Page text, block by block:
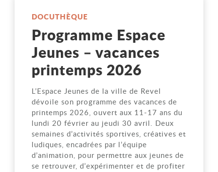
DOCUTHÈQUE
Programme Espace
Jeunes – vacances
printemps 2026
L’Espace Jeunes de la ville de Revel
dévoile son programme des vacances de
printemps 2026, ouvert aux 11-17 ans du
lundi 20 février au jeudi 30 avril. Deux
semaines d’activités sportives, créatives et
ludiques, encadrées par l’équipe
d’animation, pour permettre aux jeunes de
se retrouver, d’expérimenter et de profiter